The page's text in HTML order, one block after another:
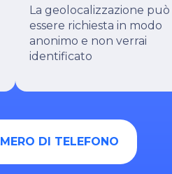
La geolocalizzazione può
essere richiesta in modo
anonimo e non verrai
identificato
DI TELEFONO